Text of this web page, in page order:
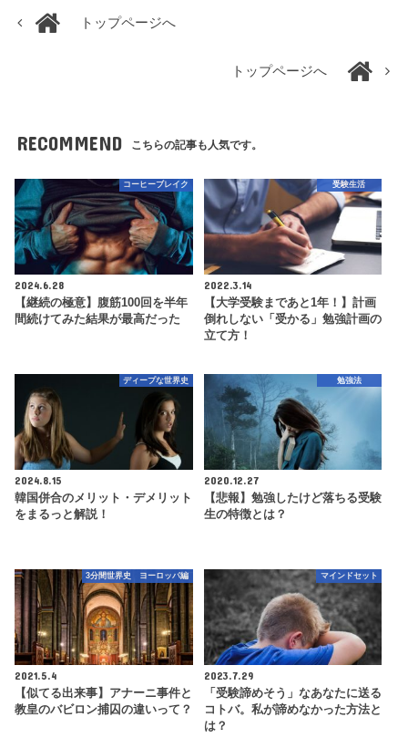
トップページへ
トップページへ
RECOMMEND こちらの記事も人気です。
コーヒーブレイク
2024.6.28
【継続の極意】腹筋100回を半年
間続けてみた結果が最高だった
受験生活
2022.3.14
【大学受験まであと1年！】計画
倒れしない「受かる」勉強計画の
立て方！
ディープな世界史
2024.8.15
韓国併合のメリット・デメリット
をまるっと解説！
勉強法
2020.12.27
【悲報】勉強したけど落ちる受験
生の特徴とは？
3分間世界史 ヨーロッパ編
2021.5.4
【似てる出来事】アナーニ事件と
教皇のバビロン捕囚の違いって？
マインドセット
2023.7.29
「受験諦めそう」なあなたに送る
コトバ。私が諦めなかった方法と
は？